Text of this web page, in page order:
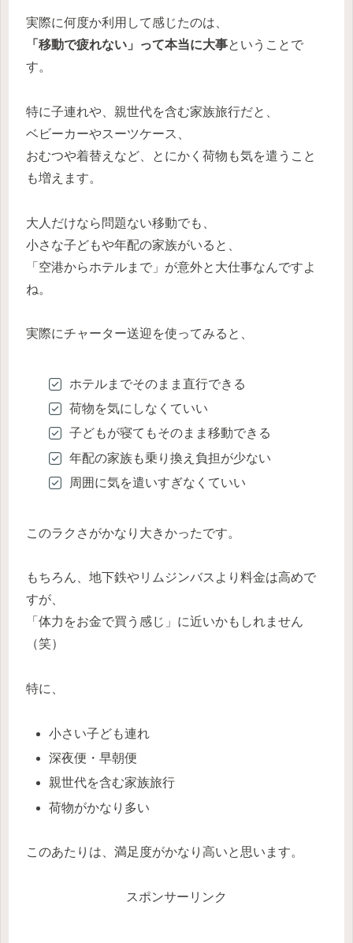
実際に何度か利用して感じたのは、
「移動で疲れない」って本当に大事ということで
す。
特に子連れや、親世代を含む家族旅行だと、
ベビーカーやスーツケース、
おむつや着替えなど、とにかく荷物も気を遣うこと
も増えます。
大人だけなら問題ない移動でも、
小さな子どもや年配の家族がいると、
「空港からホテルまで」が意外と大仕事なんですよ
ね。
実際にチャーター送迎を使ってみると、
ホテルまでそのまま直行できる
荷物を気にしなくていい
子どもが寝てもそのまま移動できる
年配の家族も乗り換え負担が少ない
周囲に気を遣いすぎなくていい
このラクさがかなり大きかったです。
もちろん、地下鉄やリムジンバスより料金は高めで
すが、
「体力をお金で買う感じ」に近いかもしれません
（笑）
特に、
小さい子ども連れ
深夜便・早朝便
親世代を含む家族旅行
荷物がかなり多い
このあたりは、満足度がかなり高いと思います。
スポンサーリンク